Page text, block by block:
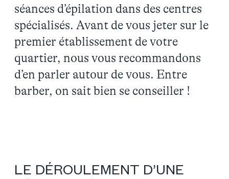
séances d’épilation dans des centres
spécialisés. Avant de vous jeter sur le
premier établissement de votre
quartier, nous vous recommandons
d’en parler autour de vous. Entre
barber, on sait bien se conseiller !
LE DÉROULEMENT D’UNE